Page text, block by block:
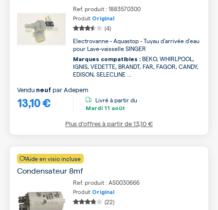
Ref. produit : 1883570300
Produit Original
(4)
Electrovanne - Aquastop - Tuyau d'arrivée d'eau
pour Lave-vaisselle SINGER
Marques compatibles : BEKO, WHIRLPOOL,
IGNIS, VEDETTE, BRANDT, FAR, FAGOR, CANDY,
EDISON, SELECLINE ...
13,10 €
Vendu neuf parAdepem
Livré à partir du
Mardi 11 août
Plus d’offres à partir de13,10 €
Aide en visio incluse
Condensateur 8mf
Ref. produit : AS0030666
Produit Original
(22)